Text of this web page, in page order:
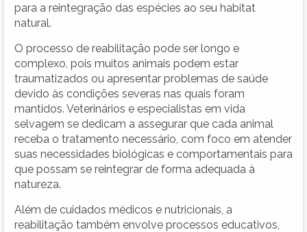
para a reintegração das espécies ao seu habitat
natural.
O processo de reabilitação pode ser longo e
complexo, pois muitos animais podem estar
traumatizados ou apresentar problemas de saúde
devido às condições severas nas quais foram
mantidos. Veterinários e especialistas em vida
selvagem se dedicam a assegurar que cada animal
receba o tratamento necessário, com foco em atender
suas necessidades biológicas e comportamentais para
que possam se reintegrar de forma adequada à
natureza.
Além de cuidados médicos e nutricionais, a
reabilitação também envolve processos educativos,